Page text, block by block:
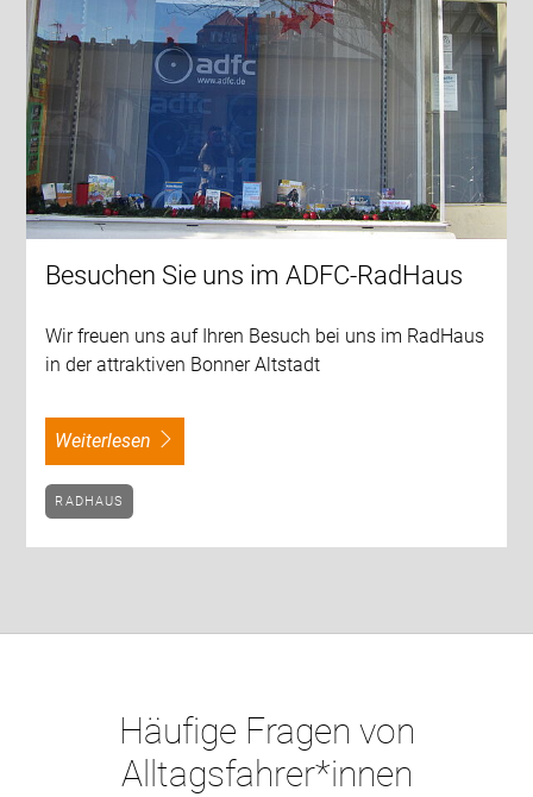
Besuchen Sie uns im ADFC-RadHaus
Wir freuen uns auf Ihren Besuch bei uns im RadHaus
in der attraktiven Bonner Altstadt
weiterlesen
RADHAUS
Häufige Fragen von
Alltagsfahrer*innen